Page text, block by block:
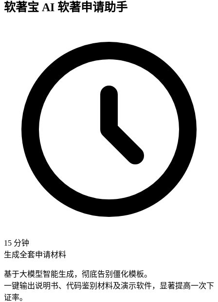
软著宝 AI 软著申请助手
15 分钟
生成全套申请材料
基于大模型智能生成，彻底告别僵化模板。
一键输出说明书、代码鉴别材料及演示软件，
显著提高一次下
证率。